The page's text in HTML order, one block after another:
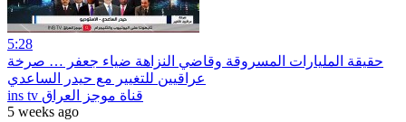
5:28
حقيقة المليارات المسروقة وقاضي النزاهة ضياء جعفر … صرخة
عراقيين للتغيير مع حيدر الساعدي
ins tv قناة موجز العراق
5 weeks ago